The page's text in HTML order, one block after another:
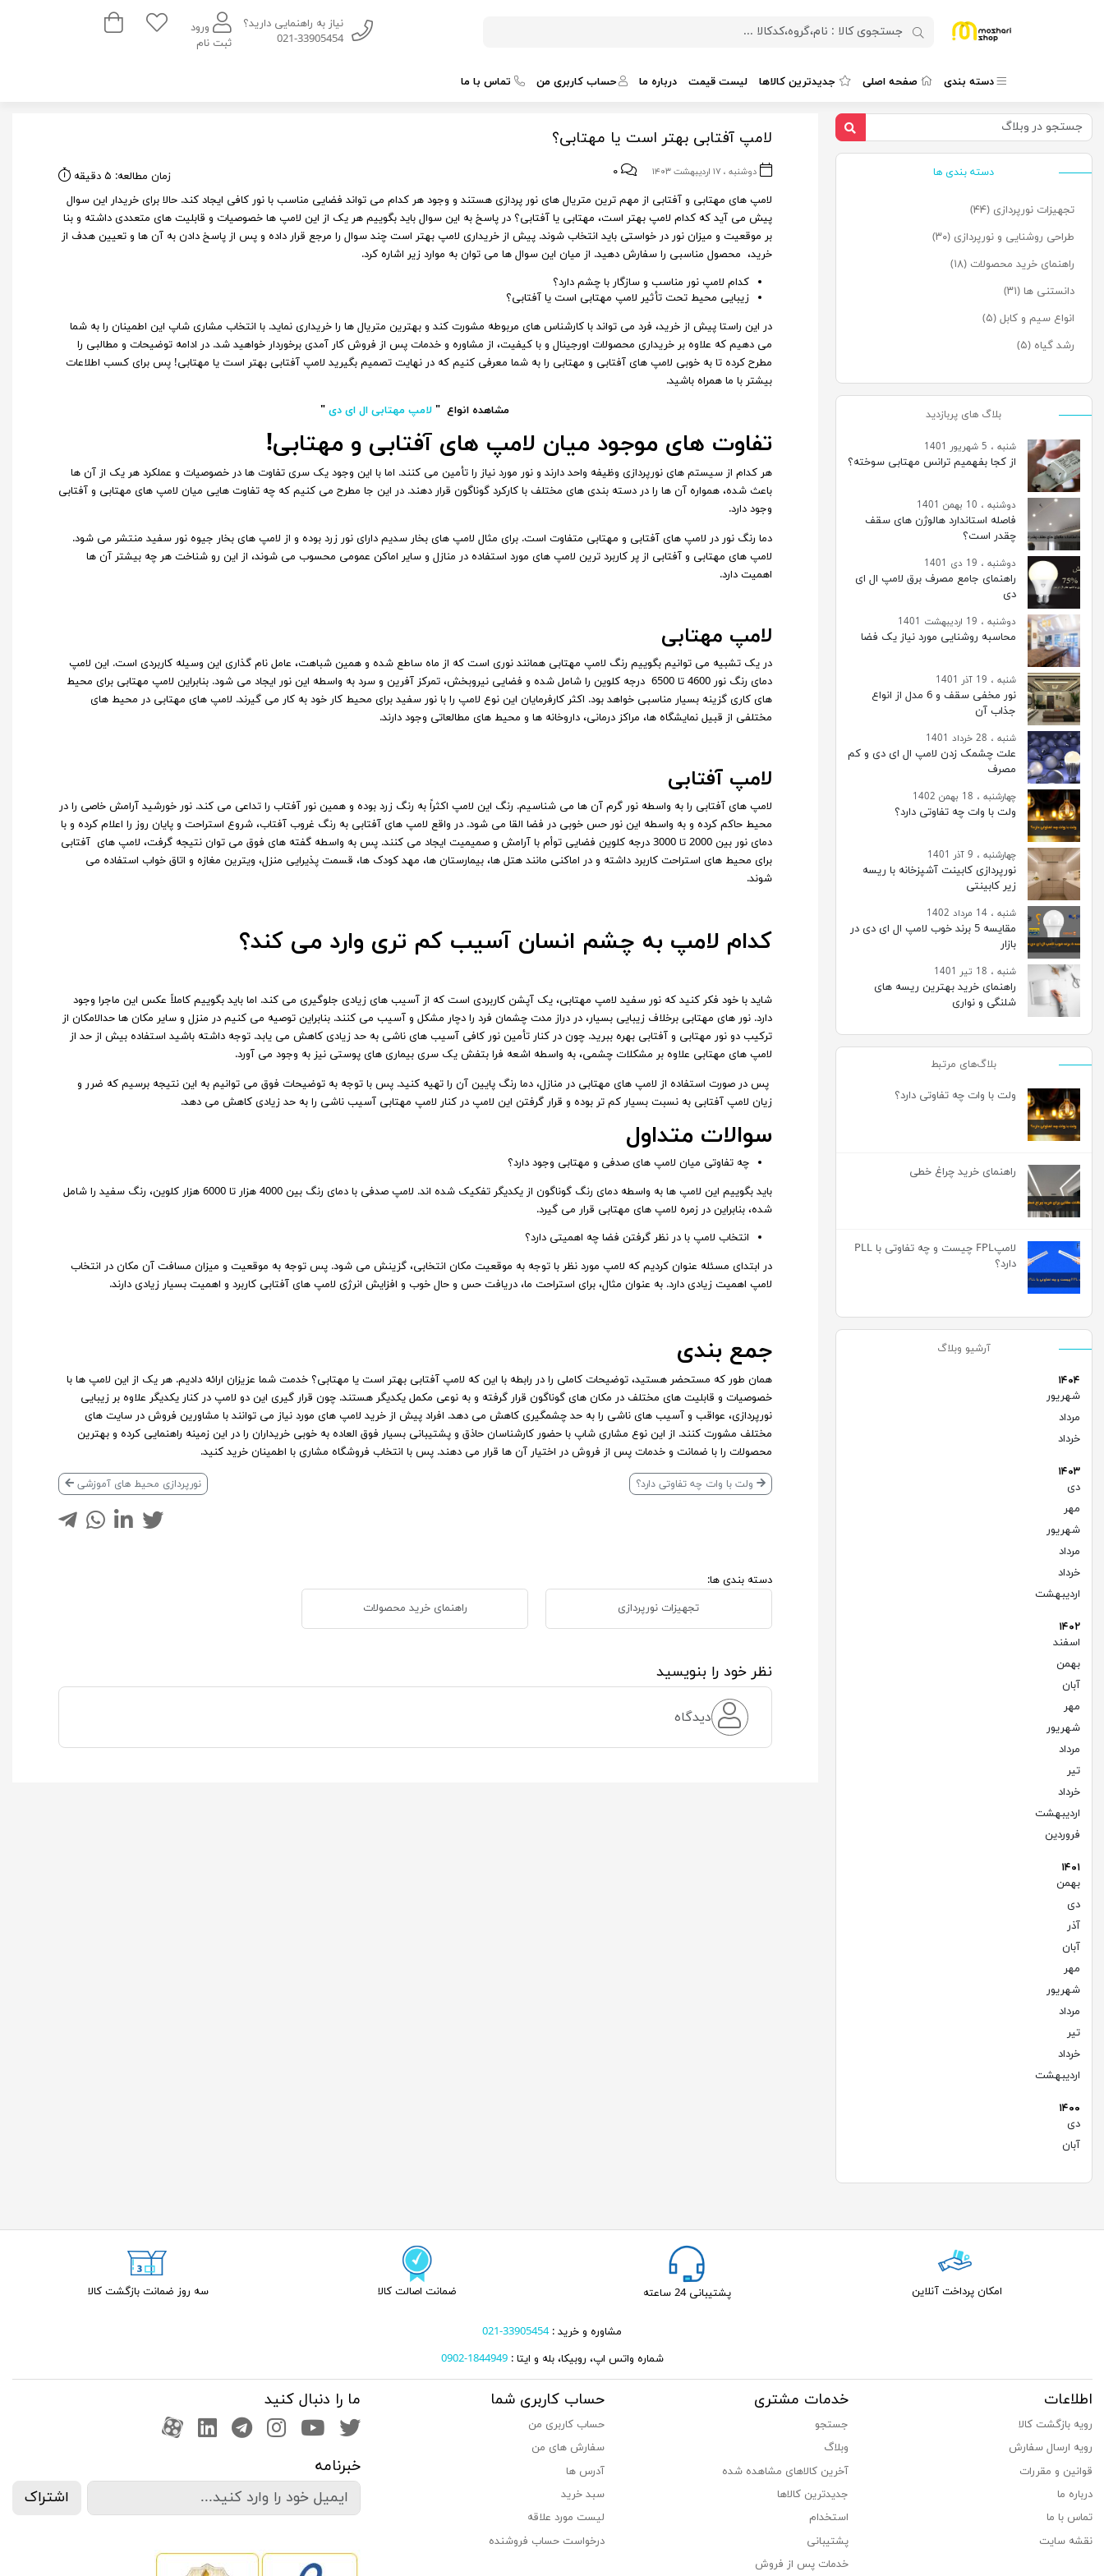
نیاز به راهنمایی دارید؟
021-33905454
ورود
ثبت نام
سبد خرید
دسته بندی صفحه اصلی جدیدترین کالاها لیست قیمت درباره ما حساب کاربری من تماس با ما
دسته بندی ها
تجهیزات نورپردازی (۴۴)
طراحی روشنایی و نورپردازی (۳۰)
راهنمای خرید محصولات (۱۸)
دانستنی ها (۳۱)
انواع سیم و کابل (۵)
رشد گیاه (۵)
بلاگ های پربازدید
شنبه ، 5 شهریور 1401
از کجا بفهمیم ترانس مهتابی سوخته؟
دوشنبه ، 10 بهمن 1401
فاصله استاندارد هالوژن های سقف
چقدر است؟
دوشنبه ، 19 دی 1401
راهنمای جامع مصرف برق لامپ ال ای
دی
دوشنبه ، 19 اردیبهشت 1401
محاسبه روشنایی مورد نیاز یک فضا
شنبه ، 19 آذر 1401
نور مخفی سقف و 6 مدل از انواع
جذاب آن
شنبه ، 28 خرداد 1401
علت چشمک زدن لامپ ال ای دی و کم
مصرف
چهارشنبه ، 18 بهمن 1402
ولت با وات چه تفاوتی دارد؟
چهارشنبه ، 9 آذر 1401
نورپردازی کابینت آشپزخانه با ریسه
زیر کابینتی
شنبه ، 14 مرداد 1402
مقایسه 5 برند خوب لامپ ال ای دی در
بازار
شنبه ، 18 تیر 1401
راهنمای خرید بهترین ریسه های
شلنگی و نواری
بلاگ‌های مرتبط
ولت با وات چه تفاوتی دارد؟
راهنمای خرید چراغ خطی
لامپFPL چیست و چه تفاوتی با PLL
دارد؟
آرشیو وبلاگ
۱۴۰۴
شهریور
مرداد
خرداد
۱۴۰۳
دی
مهر
شهریور
مرداد
خرداد
اردیبهشت
۱۴۰۲
اسفند
بهمن
آبان
مهر
شهریور
مرداد
تیر
خرداد
اردیبهشت
فروردین
۱۴۰۱
بهمن
دی
آذر
آبان
مهر
شهریور
مرداد
تیر
خرداد
اردیبهشت
۱۴۰۰
دی
آبان
لامپ آفتابی بهتر است یا مهتابی؟
دوشنبه ، ۱۷ اردیبهشت ۱۴۰۳ ۰
زمان مطالعه: ۵ دقیقه
لامپ های مهتابی و آفتابی از مهم‌ ترین متریال‌ های نور پردازی هستند و وجود هر کدام می‌ تواند فضایی مناسب با نور کافی ایجاد کند. حالا برای خریدار این سوال
پیش می‌ آید که کدام لامپ بهتر است، مهتابی یا آفتابی؟ در پاسخ به این سوال باید بگوییم هر یک از این لامپ‌ ها خصوصیات و قابلیت‌ های متعددی داشته و بنا
بر موقعیت و میزان نور در خواستی باید انتخاب شوند. پیش‌ از خریداری لامپ بهتر است چند سوال را مرجع قرار داده و پس‌ از پاسخ دادن به آن ها و تعیین هدف از
خرید، محصول مناسبی را سفارش دهید. از میان این سوال ها می‌ توان به موارد زیر اشاره کرد.
کدام لامپ نور مناسب و سازگار با چشم دارد؟
زیبایی محیط تحت تأثیر لامپ مهتابی است یا آفتابی؟
در این‌ راستا پیش‌ از خرید، فرد می‌ تواند با کارشناس های مربوطه مشورت کند و بهترین متریال ها را خریداری نماید. با انتخاب مشاری شاپ این اطمینان را به شما
می‌ دهیم که علاوه‌ بر خریداری محصولات اورجینال و با کیفیت، از مشاوره و خدمات پس از فروش کار آمدی برخوردار خواهید شد. در ادامه توضیحات و مطالبی را
مطرح کرده تا به‌ خوبی لامپ ‌های آفتابی و مهتابی را به شما معرفی کنیم که در نهایت تصمیم بگیرید لامپ آفتابی بهتر است یا مهتابی! پس برای کسب اطلاعات
بیشتر با ما همراه باشید.
مشاهده انواع " لامپ مهتابی ال ای دی "
تفاوت های موجود میان لامپ های آفتابی و مهتابی!
هر کدام از سیستم‌ های نورپردازی وظیفه واحد دارند و نور مورد نیاز را تأمین می‌ کنند. اما با این‌ وجود یک سری تفاوت‌ ها در خصوصیات و عملکرد هر یک از آن ها
باعث شده، همواره آن‌ ها را در دسته‌ بندی‌ های مختلف با کارکرد گوناگون قرار دهند‌. در این‌ جا مطرح می‌ کنیم که چه تفاوت‌ هایی میان لامپ‌ های مهتابی و آفتابی
وجود دارد.
دما رنگ نور در لامپ‌ های آفتابی و مهتابی متفاوت است. برای مثال لامپ‌ های بخار سدیم دارای نور زرد بوده و از لامپ‌ های بخار جیوه نور سفید منتشر می‌ شود.
لامپ‌ های مهتابی و آفتابی از پر کاربرد ترین لامپ‌ های مورد استفاده در منازل و سایر اماکن عمومی محسوب می شوند، از این رو شناخت هر چه بیشتر آن ها
اهمیت دارد.
لامپ مهتابی
در یک تشبیه می‌ توانیم بگوییم رنگ لامپ مهتابی همانند نوری است که از ماه ساطع شده و همین شباهت، عامل نام‌ گذاری این وسیله کاربردی است. این لامپ
دمای رنگ نور 4600 تا 6500 درجه کلوین را شامل شده و فضایی نیروبخش، تمرکز آفرین و سرد به واسطه این نور ایجاد می شود. بنابراین لامپ مهتابی برای محیط
‌های کاری گزینه‌ بسیار مناسبی خواهد بود. اکثر کارفرمایان این نوع لامپ را با نور سفید برای محیط کار خود به‌ کار می‌ گیرند‌. لامپ های مهتابی در محیط‌ های
مختلفی از قبیل نمایشگاه‌ ها، مراکز درمانی، داروخانه‌ ها و محیط‌ های مطالعاتی وجود دارند.
لامپ آفتابی
لامپ های آفتابی را به واسطه نور گرم آن‌ ها می‌ شناسیم. رنگ این لامپ اکثراً به رنگ زرد بوده و همین نور آفتاب را تداعی می‌ کند. نور خورشید آرامش خاصی را در
محیط حاکم کرده و به واسطه این نور حس خوبی در فضا القا می شود. در واقع لامپ‌ های آفتابی به رنگ غروب آفتاب، شروع استراحت و پایان روز را اعلام کرده و با
دمای نور بین 2000 تا 3000 درجه کلوین فضایی توأم با آرامش و صمیمیت ایجاد می‌ کنند. پس به واسطه گفته‌ های فوق می‌ توان نتیجه گرفت، لامپ های آفتابی
برای محیط‌ های استراحت کاربرد داشته و در اماکنی مانند هتل‌ ها، بیمارستان‌ ها، مهد کودک ها، قسمت پذیرایی منزل، ویترین مغازه و اتاق‌ خواب استفاده می‌
شوند.
کدام لامپ به چشم انسان آسیب کم تری وارد می کند؟
شاید با خود فکر کنید که نور سفید لامپ مهتابی، یک آپشن کاربردی است که از آسیب‌ های زیادی جلوگیری می کند. اما باید بگوییم کاملاً عکس این ماجرا وجود
دارد. نور های مهتابی برخلاف زیبایی بسیار، در دراز مدت چشمان فرد را دچار مشکل و آسیب می‌ کنند. بنابراین توصیه می‌ کنیم در منزل و سایر مکان‌ ها حدالامکان از
ترکیب دو نور مهتابی و آفتابی بهره ببرید. چون در کنار تأمین نور کافی آسیب‌ های ناشی به حد زیادی کاهش می یابد. توجه داشته باشید استفاده بیش‌ از حد از
لامپ های مهتابی علاوه‌ بر مشکلات چشمی، به واسطه اشعه فرا بتفش یک سری بیماری‌ های پوستی نیز به وجود می آورد.‌
پس در صورت استفاده از لامپ های مهتابی در منازل، دما رنگ پایین آن را تهیه کنید. پس با توجه به توضیحات فوق می‌ توانیم به این نتیجه برسیم که ضرر و
زیان لامپ آفتابی به نسبت بسیار کم‌ تر بوده و قرار گرفتن این لامپ در کنار لامپ مهتابی آسیب ناشی را به حد زیادی کاهش می‌ دهد.
سوالات متداول
چه تفاوتی میان لامپ‌ های صدفی و مهتابی وجود دارد؟
باید بگوییم این لامپ‌ ها به واسطه دمای رنگ گوناگون از یکدیگر تفکیک شده‌ اند. لامپ صدفی با دمای رنگ بین 4000 هزار تا 6000 هزار کلوین، رنگ سفید را شامل
شده، بنابراین در زمره لامپ‌ های مهتابی قرار می‌ گیرد.
انتخاب لامپ با در نظر گرفتن فضا چه اهمیتی دارد؟
در ابتدای مسئله عنوان کردیم که لامپ مورد نظر با توجه به موقعیت مکان انتخابی، گزینش می شود. پس توجه به موقعیت و میزان مسافت آن مکان در انتخاب
لامپ اهمیت زیادی دارد. به‌ عنوان مثال، برای استراحت ما، دریافت حس و حال خوب و افزایش انرژی لامپ های آفتابی کاربرد و اهمیت بسیار زیادی دارند.
جمع بندی
همان‌ طور که مستحضر هستید، توضیحات کاملی را در رابطه با این‌ که لامپ آفتابی بهتر است یا مهتابی؟ خدمت شما عزیزان ارائه دادیم. هر یک از این لامپ‌ ها با
خصوصیات و قابلیت ‌های مختلف در مکان ‌های گوناگون قرار گرفته و به نوعی مکمل یکدیگر هستند. چون قرار گیری این دو لامپ در کنار یکدیگر علاوه ‌بر زیبایی
نورپردازی، عواقب و آسیب‌ های ناشی را به حد چشمگیری کاهش می‌ دهد. افراد پیش ‌از خرید لامپ های مورد نیاز می ‌توانند با مشاورین فروش در سایت‌ های
مختلف مشورت کنند. از این نوع مشاری شاپ با حضور کارشناسان حاذق و پشتیبانی بسیار فوق ‌العاده به ‌خوبی خریداران را در این زمینه راهنمایی کرده و بهترین
محصولات را با ضمانت و خدمات پس ‌از فروش در اختیار آن‌ ها قرار می دهند. پس با انتخاب فروشگاه مشاری با اطمینان خرید کنید.
ولت با وات چه تفاوتی دارد؟ نورپردازی محیط های آموزشی
دسته بندی ها:
تجهیزات نورپردازی
راهنمای خرید محصولات
نظر خود را بنویسید
دیدگاه
امکان پرداخت آنلاین پشتیبانی 24 ساعته ضمانت اصالت کالا سه روز ضمانت بازگشت کالا
مشاوره و خرید :33905454-021
شماره واتس اپ، روبیکا، بله و ایتا : 1844949-0902
اطلاعات
رویه بازگشت کالا
رویه ارسال سفارش
قوانین و مقررات
درباره ما
تماس با ما
نقشه سایت
خدمات مشتری
جستجو
وبلاگ
آخرین کالاهای مشاهده شده
جدیدترین کالاها
استخدام
پشتیبانی
خدمات پس از فروش
حساب کاربری شما
حساب کاربری من
سفارش های من‎
آدرس ها
سبد خرید
لیست مورد علاقه
درخواست حساب فروشنده
ما را دنبال کنید
صفحه تویتر
کانال یوتوب
اینستاگرام
کانال تلگرام
کانال لینکدین
آپارات
خبرنامه
اشتراک